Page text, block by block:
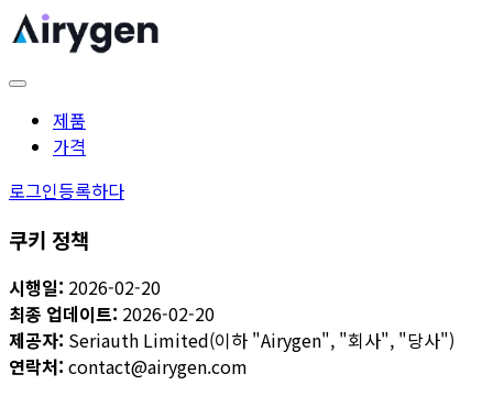
제품
가격
로그인등록하다
쿠키 정책
시행일: 2026-02-20
최종 업데이트: 2026-02-20
제공자: Seriauth Limited(이하 "Airygen", "회사", "당사")
연락처: contact@airygen.com